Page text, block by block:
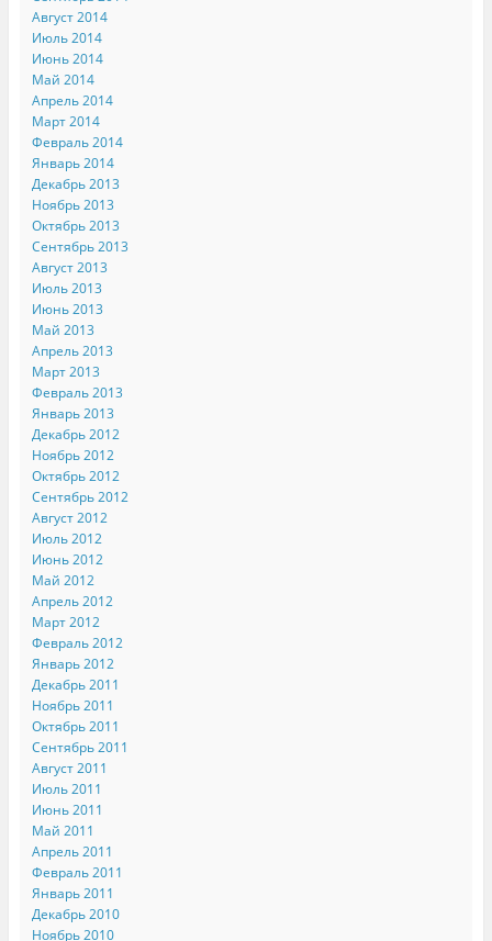
Август 2014
Июль 2014
Июнь 2014
Май 2014
Апрель 2014
Март 2014
Февраль 2014
Январь 2014
Декабрь 2013
Ноябрь 2013
Октябрь 2013
Сентябрь 2013
Август 2013
Июль 2013
Июнь 2013
Май 2013
Апрель 2013
Март 2013
Февраль 2013
Январь 2013
Декабрь 2012
Ноябрь 2012
Октябрь 2012
Сентябрь 2012
Август 2012
Июль 2012
Июнь 2012
Май 2012
Апрель 2012
Март 2012
Февраль 2012
Январь 2012
Декабрь 2011
Ноябрь 2011
Октябрь 2011
Сентябрь 2011
Август 2011
Июль 2011
Июнь 2011
Май 2011
Апрель 2011
Февраль 2011
Январь 2011
Декабрь 2010
Ноябрь 2010